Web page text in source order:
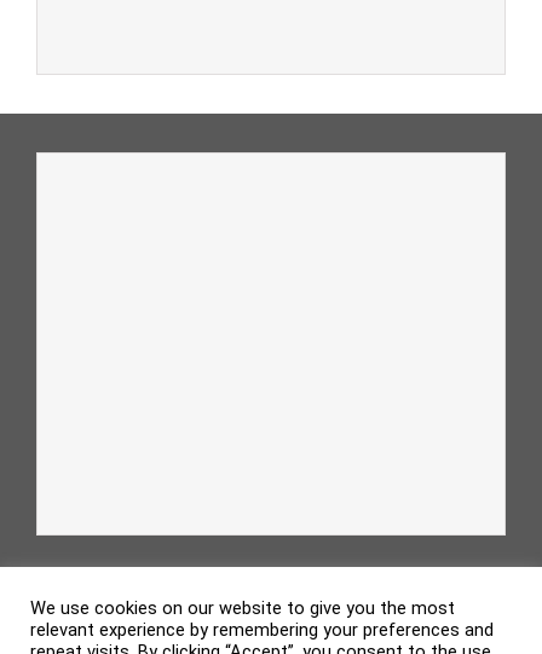
We use cookies on our website to give you the most
relevant experience by remembering your preferences and